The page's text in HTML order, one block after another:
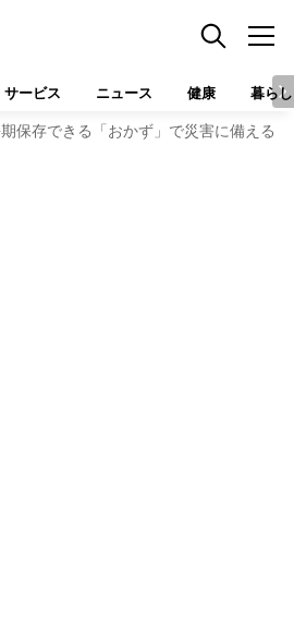
サービス ニュース 健康 暮らし
保存できる「おかず」で災害に備える